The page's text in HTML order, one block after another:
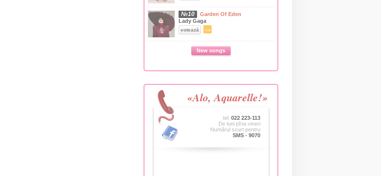
№10
Garden Of Eden
Lady Gaga
votează →
New songs
«Alo, Aquarelle!»
tel. 022 223-113
De luni pîna vineri
Numărul scurt pentru
SMS - 9070